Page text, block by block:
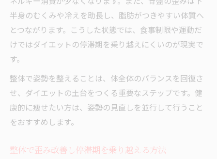
半身のむくみや冷えを助長し、脂肪がつきやすい体質へ
とつながります。こうした状態では、食事制限や運動だ
けではダイエットの停滞期を乗り越えにくいのが現実で
す。
整体で姿勢を整えることは、体全体のバランスを回復さ
せ、ダイエットの土台をつくる重要なステップです。健
康的に痩せたい方は、姿勢の見直しを並行して行うこと
をおすすめします。
整体で歪み改善し停滞期を乗り越える方法